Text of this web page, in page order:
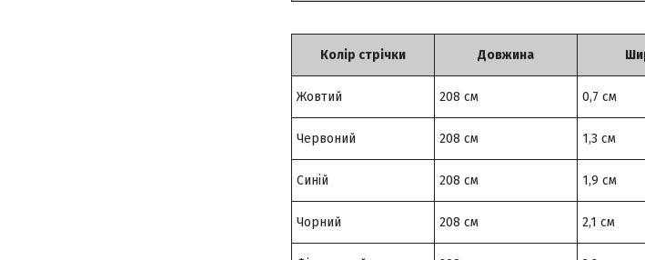
Колір стрічки Довжина
Жовтий 208 см 0,7 см
Червоний 208 см 1,3 см
Синій 208 см 1,9 см
Чорний 208 см 2,1 см